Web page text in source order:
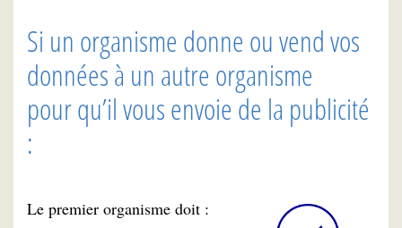
Si un organisme donne ou vend vos
données à un autre organisme
pour qu’il vous envoie de la publicité
:
Le premier organisme doit :